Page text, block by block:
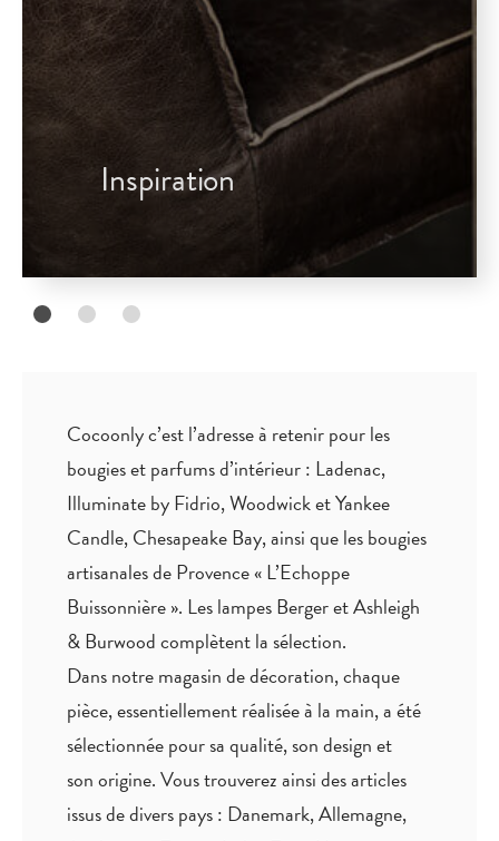
Inspiration
Cocoonly c’est l’adresse à retenir pour les
bougies et parfums d’intérieur : Ladenac,
Illuminate by Fidrio, Woodwick et Yankee
Candle, Chesapeake Bay, ainsi que les bougies
artisanales de Provence « L’Echoppe
Buissonnière ». Les lampes Berger et Ashleigh
& Burwood complètent la sélection.
Dans notre magasin de décoration, chaque
pièce,essentiellement réalisée à la main, a été
sélectionnée pour sa qualité, son design et
son origine. Vous trouverez ainsi des articles
issus de divers pays : Danemark, Allemagne,